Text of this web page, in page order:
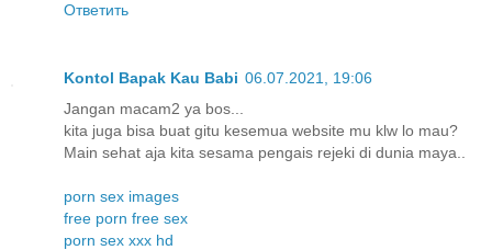
Ответить
Kontol Bapak Kau Babi 06.07.2021, 19:06
Jangan macam2 ya bos...
kita juga bisa buat gitu kesemua website mu klw lo mau?
Main sehat aja kita sesama pengais rejeki di dunia maya..
porn sex images
free porn free sex
porn sex xxx hd